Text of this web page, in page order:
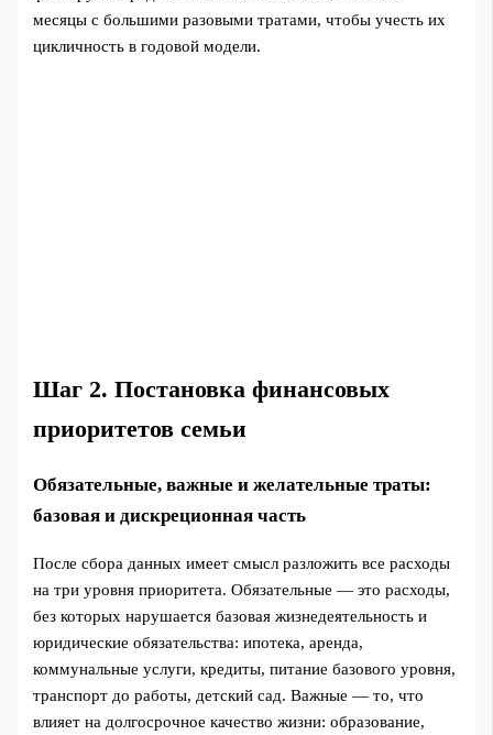
месяцы с большими разовыми тратами, чтобы учесть их
цикличность в годовой модели.
Шаг 2. Постановка финансовых
приоритетов семьи
Обязательные, важные и желательные траты:
базовая и дискреционная часть
После сбора данных имеет смысл разложить все расходы
на три уровня приоритета. Обязательные — это расходы,
без которых нарушается базовая жизнедеятельность и
юридические обязательства: ипотека, аренда,
коммунальные услуги, кредиты, питание базового уровня,
транспорт до работы, детский сад. Важные — то, что
влияет на долгосрочное качество жизни: образование,